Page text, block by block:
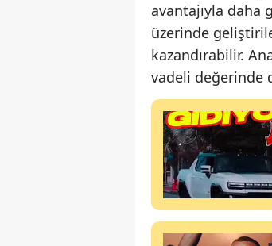
avantajıyla daha
üzerinde
kazandırabilir.
vadeli değerinde